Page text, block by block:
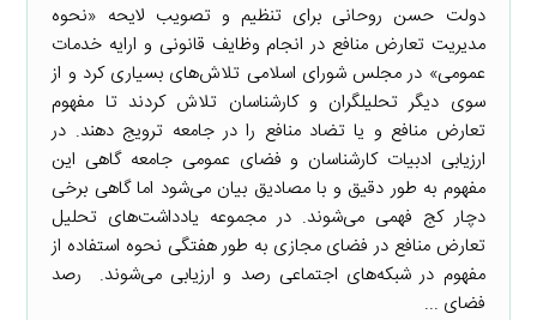
دولت حسن روحانی برای تنظیم و تصویب لایحه «نحوه
مدیریت تعارض منافع در انجام وظایف قانونی و ارایه خدمات
عمومی» در مجلس شورای اسلامی تلاش‌های بسیاری کرد و از
سوی دیگر تحلیلگران و کارشناسان تلاش کردند تا مفهوم
تعارض منافع و یا تضاد منافع را در جامعه ترویج دهند. در
ارزیابی ادبیات کارشناسان و فضای عمومی جامعه گاهی این
مفهوم به طور دقیق و با مصادیق بیان می‌شود اما گاهی برخی
دچار کج فهمی می‌شوند. در مجموعه یادداشت‌های تحلیل
تعارض منافع در فضای مجازی به طور هفتگی نحوه استفاده از
مفهوم در شبکه‌های اجتماعی رصد و ارزیابی می‌شوند. رصد
فضای ...